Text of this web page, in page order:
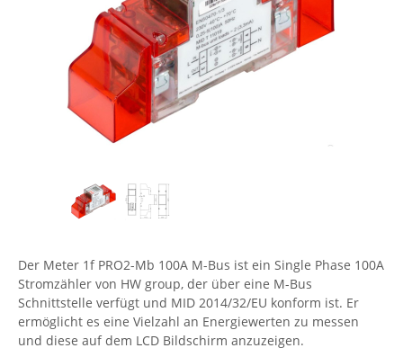
Energiemessung
Energieverteilung
IP, WLAN & GSM Sensorik
Datenlogger
IoT - Internet of Things
Remote I/O
IPC, Industrielle Netzwerktechnik & WLAN
Industrielle Netzwerktechnik / Kommunikation
Industrielle Computer
Wi-Fi - WLAN - Wireless
Sonstige
Comet System
CompleTech
Contemporary Controls
Enginko - mcf88
Fokus Technologies
Gude
Guntermann & Drunck
High Sec Labs
Der Meter 1f PRO2-Mb 100A M-Bus ist ein Single Phase 100A
Stromzähler von HW group, der über eine M-Bus
Schnittstelle verfügt und MID 2014/32/EU konform ist. Er
ermöglicht es eine Vielzahl an Energiewerten zu messen
und diese auf dem LCD Bildschirm anzuzeigen.